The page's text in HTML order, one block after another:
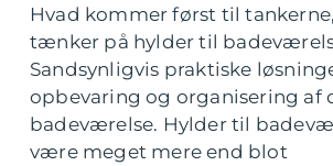
Hvad kommer først til
tænker på hylder til
Sandsynligvis praktiske
opbevaring og organisering af
badeværelse. Hylder til
være meget mere end blot